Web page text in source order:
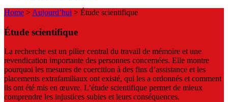
Home > Aujourd’hui > Étude scientifique
Étude scientifique
La recherche est un pilier central du travail de mémoire et une
revendication importante des personnes concernées. Elle montre
pourquoi les mesures de coercition à des fins d’assistance et les
placements extrafamiliaux ont existé, qui les a ordonnés et comment
ils ont été mis en œuvre. L’étude scientifique permet de mieux
comprendre les injustices subies et leurs conséquences.